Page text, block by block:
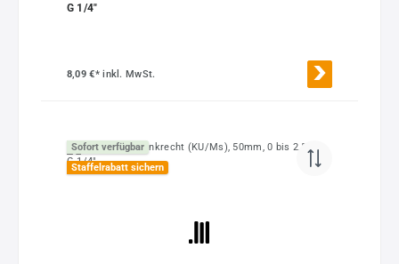
G 1/4"
8,09 €*inkl. MwSt.
Sofort verfügbar
Staffelrabatt sichern